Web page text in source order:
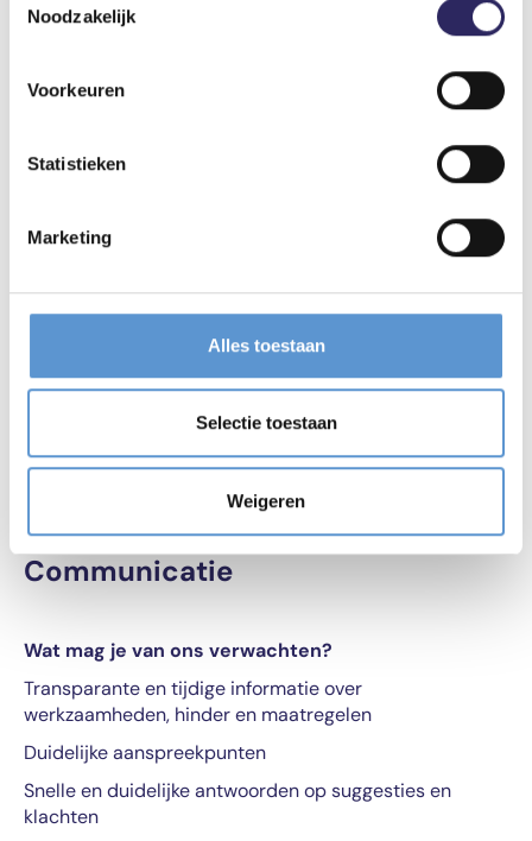
Noodzakelijk
Voorkeuren
Statistieken
Marketing
Alles toestaan
Selectie toestaan
Weigeren
We voeren lawaai-intensieve werken alleen uit
zoveel mogelijk over water aangevoerd. Ook
Onvermijdbaar wegtransport verloopt alleen maar
via haven- en hoofdwegen, met een strikt verbod
om door woonkernen te rijden.
Communicatie
Wat mag je van ons verwachten?
Transparante en tijdige informatie over
werkzaamheden, hinder en maatregelen
Duidelijke aanspreekpunten
Snelle en duidelijke antwoorden op suggesties en
klachten